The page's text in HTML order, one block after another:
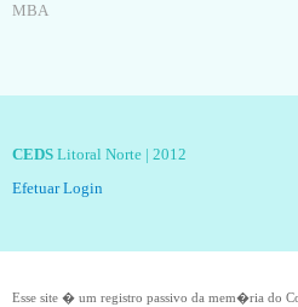
MBA
CEDS Litoral Norte | 2012
Efetuar Login
Esse site � um registro passivo da mem�ria do